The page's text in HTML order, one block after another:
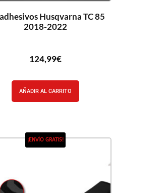
Husqvarna TC 85
2018-2022
124,99€
AÑADIR AL CARRITO
¡ENVÍO GRATIS!